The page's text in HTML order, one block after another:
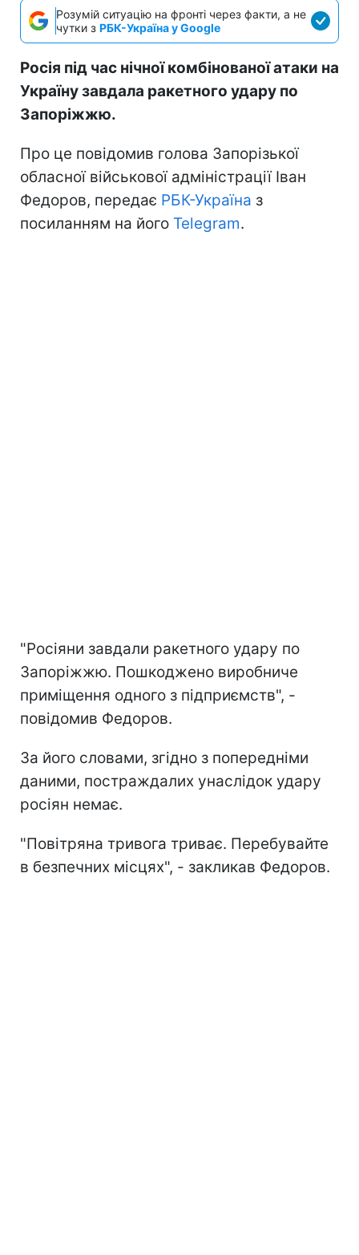
Розумій ситуацію на фронті через факти, а не
чутки з РБК-Україна у Google
Росія під час нічної комбінованої атаки на
Україну завдала ракетного удару по
Запоріжжю.
Про це повідомив голова Запорізької
обласної військової адміністрації Іван
Федоров, передає РБК-Україна з
посиланням на його Telegram.
"Росіяни завдали ракетного удару по
Запоріжжю. Пошкоджено виробниче
приміщення одного з підприємств", -
повідомив Федоров.
За його словами, згідно з попередніми
даними, постраждалих унаслідок удару
росіян немає.
"Повітряна тривога триває. Перебувайте
в безпечних місцях", - закликав Федоров.